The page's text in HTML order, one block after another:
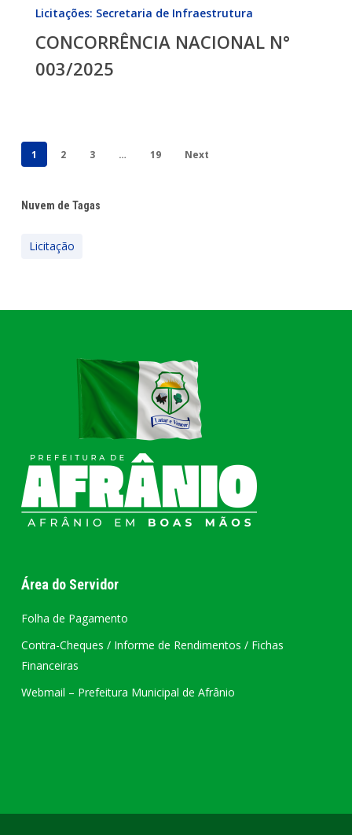
DATA
NACIONAL
003/2025
Licitações: Secretaria de Infraestrutura
CONCORRÊNCIA NACIONAL N°
003/2025
1 2 3 … 19 Next
Nuvem de Tagas
Licitação
Área do Servidor
Folha de Pagamento
Contra-Cheques / Informe de Rendimentos / Fichas
Financeiras
Webmail – Prefeitura Municipal de Afrânio